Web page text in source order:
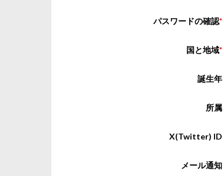
パスワードの確認
国と地域
誕生年
所属
X(Twitter) ID
メール通知